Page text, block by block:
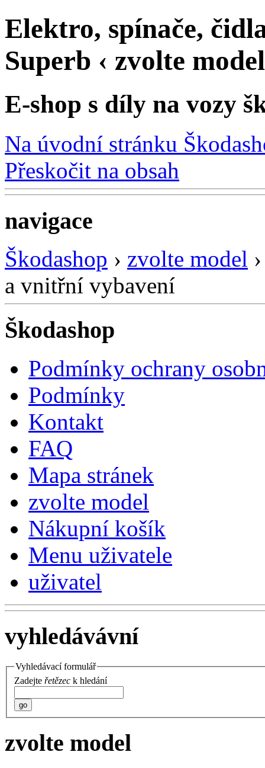
Elektro, spínače,
Superb ‹ zvolte
E-shop s díly na vozy
Na úvodní stránku
Přeskočit na obsah
navigace
Škodashop › zvolte model
a vnitřní vybavení
Škodashop
Podmínky ochrany
Podmínky
Kontakt
FAQ
Mapa stránek
zvolte model
Nákupní košík
Menu uživatele
uživatel
vyhledávávní
Vyhledávací formulář
Zadejte řetězec k hledání
go
zvolte model